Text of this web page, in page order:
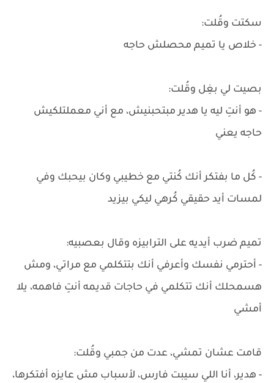
سكتت وقُلت:
- خلاص يا تميم محصلش حاجه
بصيت لي بغِل وقُلت:
- هو أنتِ ليه يا هدير مبتحبنيش، مع أني معملتلكيش
حاجه يعني
- كُل ما بفتكر أنك كُنتي مع خطيبي وكان بيحبك وفي
لمسات أيد حقيقي كُرهي ليكي بيزيد
تميم ضرب أيديه على الترابيزه وقال بعصبيه:
- أحترمي نفسك وأعرفي أنك بتتكلمي مع مراتي، ومش
هسمحلك أنك تتكلمي في حاجات قديمه أنتِ فاهمه، يلا
أمشي
قامت عشان تمشي، عدت من جمبي وقُلت:
- هدير، أنا اللي سيبت فارس، لأسباب مش عايزه أفتكرها،